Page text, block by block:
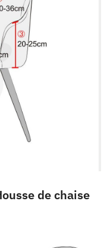
de chaise